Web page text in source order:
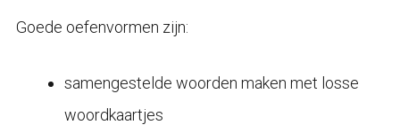
Goede oefenvormen zijn:
samengestelde woorden maken met losse
woordkaartjes